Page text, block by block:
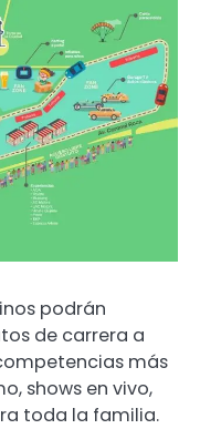
podrán
de carrera a
más
shows en vivo,
toda la familia.